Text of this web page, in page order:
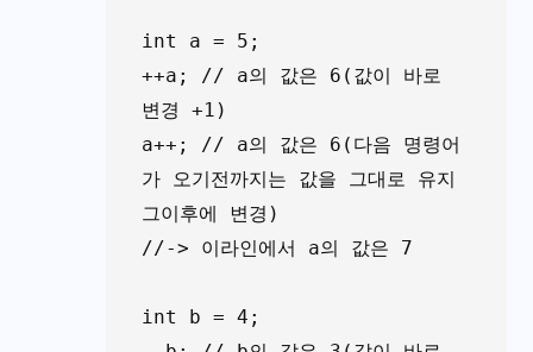
int a = 5;
++a; // a의 값은 6(값이 바로
변경 +1)
a++; // a의 값은 6(다음 명령어
가 오기전까지는 값을 그대로 유지
그이후에 변경)
//-> 이라인에서 a의 값은 7
int b = 4;